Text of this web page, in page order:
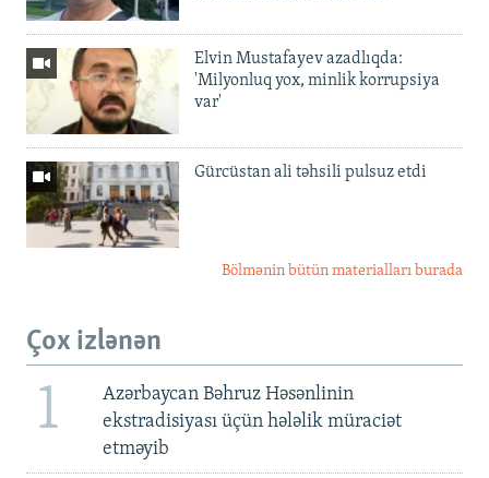
Elvin Mustafayev azadlıqda:
'Milyonluq yox, minlik korrupsiya
var'
Gürcüstan ali təhsili pulsuz etdi
Bölmənin bütün materialları burada
Çox izlənən
1
Azərbaycan Bəhruz Həsənlinin
ekstradisiyası üçün hələlik müraciət
etməyib